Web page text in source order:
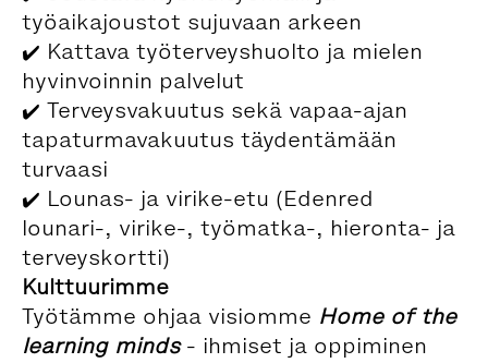
työaikajoustot sujuvaan arkeen
✔️ Kattava työterveyshuolto ja mielen
hyvinvoinnin palvelut
✔️ Terveysvakuutus sekä vapaa-ajan
tapaturmavakuutus täydentämään
turvaasi
✔️ Lounas- ja virike-etu (Edenred
lounari-, virike-, työmatka-, hieronta- ja
terveyskortti)
Kulttuurimme
Työtämme ohjaa visiomme Home of the
learning minds- ihmiset ja oppiminen